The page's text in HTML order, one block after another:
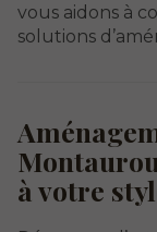
vous aidons à
solutions
à votre